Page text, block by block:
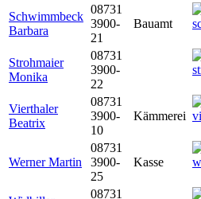
Schwimmbeck
Barbara
08731
3900-
21
Bauamt
Strohmaier
Monika
08731
3900-
22
Vierthaler
Beatrix
08731
3900-
10
Kämmerei
Werner Martin
08731
3900-
25
Kasse
08731